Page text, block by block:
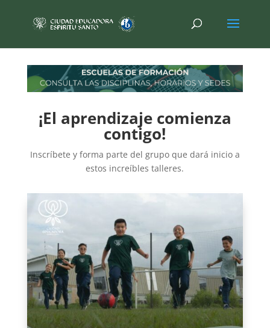
¡El aprendizaje comienza
contigo!
Inscríbete y forma parte del grupo que dará inicio a
estos increíbles talleres.